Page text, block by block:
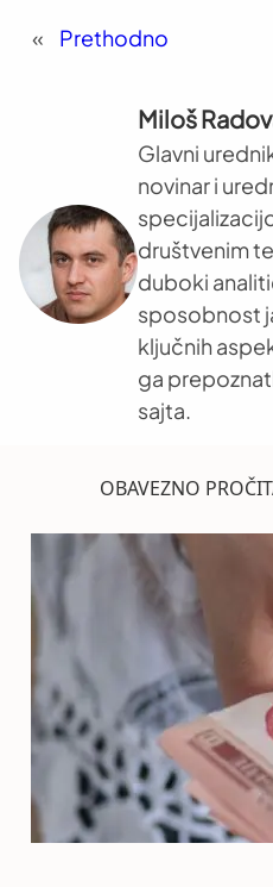
« Prethodno
Miloš
Glavni
novinar i
društvenim
duboki
sposobnost
ključnih
ga
sajta.
OBAVEZNO